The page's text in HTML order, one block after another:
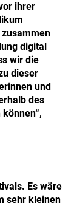
ihrer
digital
wir die
dieser
und
des
Es wäre
sehr kleinen